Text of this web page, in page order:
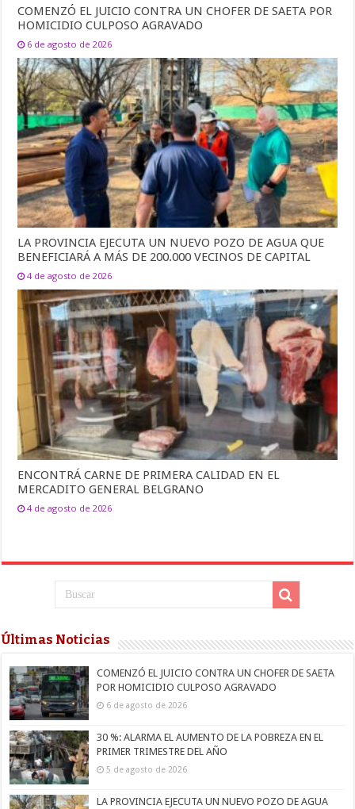
COMENZÓ EL JUICIO CONTRA UN CHOFER DE SAETA POR
HOMICIDIO CULPOSO AGRAVADO
6 de agosto de 2026
LA PROVINCIA EJECUTA UN NUEVO POZO DE AGUA QUE
BENEFICIARÁ A MÁS DE 200.000 VECINOS DE CAPITAL
4 de agosto de 2026
ENCONTRÁ CARNE DE PRIMERA CALIDAD EN EL
MERCADITO GENERAL BELGRANO
4 de agosto de 2026
Últimas Noticias
COMENZÓ EL JUICIO CONTRA UN CHOFER DE SAETA
POR HOMICIDIO CULPOSO AGRAVADO
6 de agosto de 2026
30 %: ALARMA EL AUMENTO DE LA POBREZA EN EL
PRIMER TRIMESTRE DEL AÑO
5 de agosto de 2026
LA PROVINCIA EJECUTA UN NUEVO POZO DE AGUA